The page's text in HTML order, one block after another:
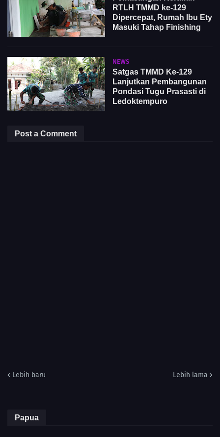
RTLH TMMD ke-129
Dipercepat, Rumah Ibu Ety
Masuki Tahap Finishing
NEWS
Satgas TMMD Ke-129
Lanjutkan Pembangunan
Pondasi Tugu Prasasti di
Ledoktempuro
Post a Comment
Lebih baru Lebih lama
Papua